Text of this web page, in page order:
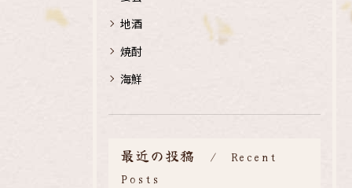
地酒
焼酎
海鮮
最近の投稿
Recent
Posts